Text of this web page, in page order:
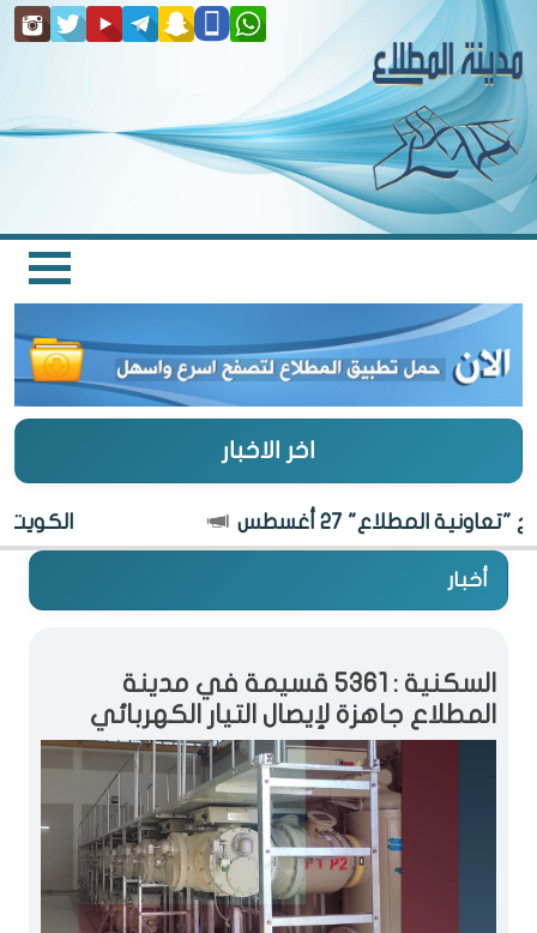
اخر الاخبار
المطلاع" 27 أغسطس الكويت
أخبار
السكنية : 5361 قسيمة في مدينة
المطلاع جاهزة لإيصال التيار الكهربائي